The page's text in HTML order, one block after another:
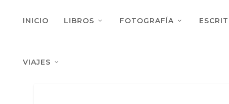
INICIO LIBROS FOTOGRAFÍA
VIAJES